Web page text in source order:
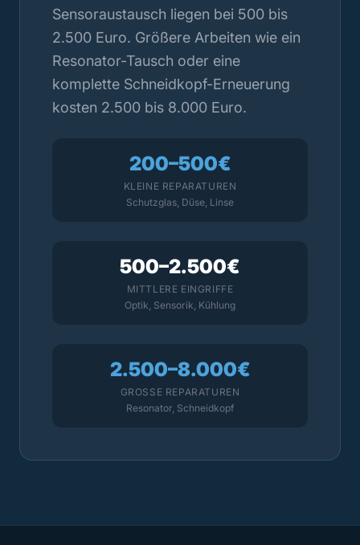
Sensoraustausch liegen bei 500 bis
2.500 Euro. Größere Arbeiten wie ein
Resonator-Tausch oder eine
komplette Schneidkopf-Erneuerung
kosten 2.500 bis 8.000 Euro.
200–500€
KLEINE REPARATUREN
Schutzglas, Düse, Linse
500–2.500€
MITTLERE EINGRIFFE
Optik, Sensorik, Kühlung
2.500–8.000€
GROSSE REPARATUREN
Resonator, Schneidkopf